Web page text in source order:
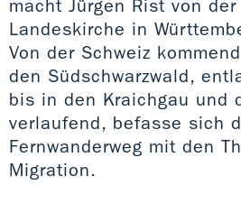
macht Jürgen Rist von
Landeskirche in
Von der Schweiz
den Südschwarzwald,
bis in den Kraichgau und
verlaufend, befasse sich
Fernwanderweg mit den
Migration.